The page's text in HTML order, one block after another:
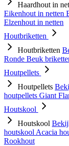
Haardhout in
Eikenhout in netten
Elzenhout in netten
Houtbriketten
Houtbriketten
Ronde Beuk
Houtpellets
Houtpellets
houtpellets Giant
Houtskool
Houtskool
houtskool Acacia
Rookhout